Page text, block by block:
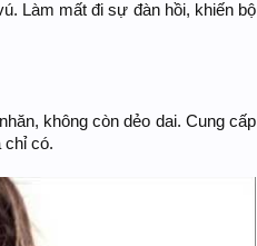
Làm mất đi sự đàn hồi, khiến bộ
không còn dẻo dai. Cung cấp
chỉ có.